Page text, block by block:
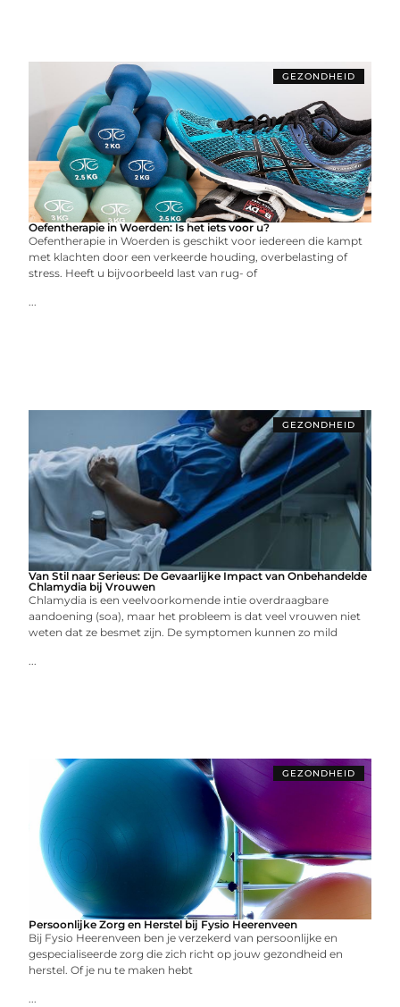
GEZONDHEID
Oefentherapie in Woerden: Is het iets voor u?
Oefentherapie in Woerden is geschikt voor iedereen die kampt
met klachten door een verkeerde houding, overbelasting of
stress. Heeft u bijvoorbeeld last van rug- of
...
GEZONDHEID
Van Stil naar Serieus: De Gevaarlijke Impact van Onbehandelde
Chlamydia bij Vrouwen
Chlamydia is een veelvoorkomende intie overdraagbare
aandoening (soa), maar het probleem is dat veel vrouwen niet
weten dat ze besmet zijn. De symptomen kunnen zo mild
...
GEZONDHEID
Persoonlijke Zorg en Herstel bij Fysio Heerenveen
Bij Fysio Heerenveen ben je verzekerd van persoonlijke en
gespecialiseerde zorg die zich richt op jouw gezondheid en
herstel. Of je nu te maken hebt
...